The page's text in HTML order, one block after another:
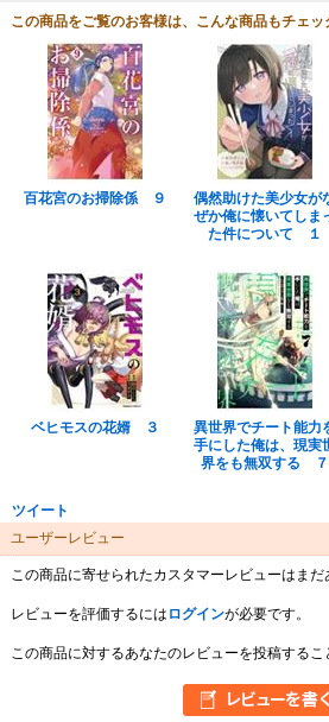
この商品をご覧のお客様は、こんな商品もチェッ
百花宮のお掃除係 ９
偶然助けた美少女が
ぜか俺に懐いてしま
た件について １
ベヒモスの花婿 ３
異世界でチート能力
手にした俺は、現実
界をも無双する ７
ツイート
ユーザーレビュー
この商品に寄せられたカスタマーレビューはまだ
レビューを評価するには ログインが必要です。
この商品に対するあなたのレビューを投稿するこ